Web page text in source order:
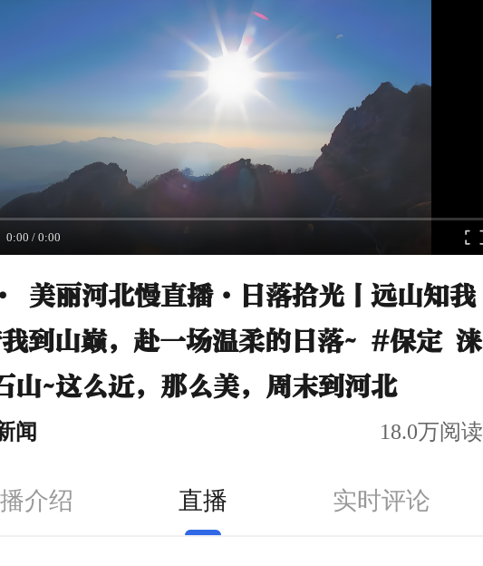
0:00 / 0:00
美丽河北慢直播·日落拾光丨远山知我
到山巅，赴一场温柔的日落~ #保定 涞
山~这么近，那么美，周末到河北
闻 18.0万阅读
介绍 直播 实时评论